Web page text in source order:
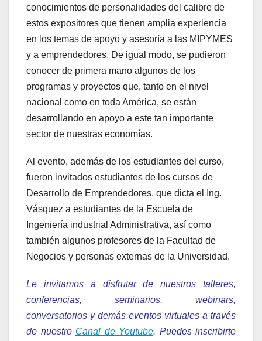
conocimientos de personalidades del calibre de
estos expositores que tienen amplia experiencia
en los temas de apoyo y asesoría a las MIPYMES
y a emprendedores. De igual modo, se pudieron
conocer de primera mano algunos de los
programas y proyectos que, tanto en el nivel
nacional como en toda América, se están
desarrollando en apoyo a este tan importante
sector de nuestras economías.
Al evento, además de los estudiantes del curso,
fueron invitados estudiantes de los cursos de
Desarrollo de Emprendedores, que dicta el Ing.
Vásquez a estudiantes de la Escuela de
Ingeniería industrial Administrativa, así como
también algunos profesores de la Facultad de
Negocios y personas externas de la Universidad.
Le invitamos a disfrutar de nuestros talleres,
conferencias, seminarios, webinars,
conversatorios y demás eventos virtuales a través
de nuestro Canal de Youtube. Puedes inscribirte